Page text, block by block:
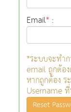
Email*:
*ระบบจะทำ
email ถูกต้อ
หากถูกต้อง ร
Username
Reset